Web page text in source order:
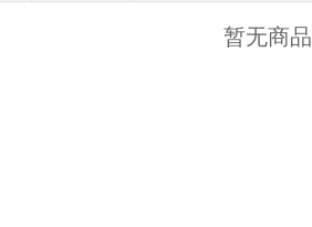
暂无商品